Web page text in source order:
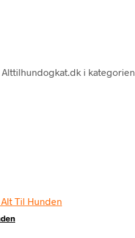
Alttilhundogkat.dk i kategorien